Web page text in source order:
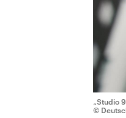
„Studio
©